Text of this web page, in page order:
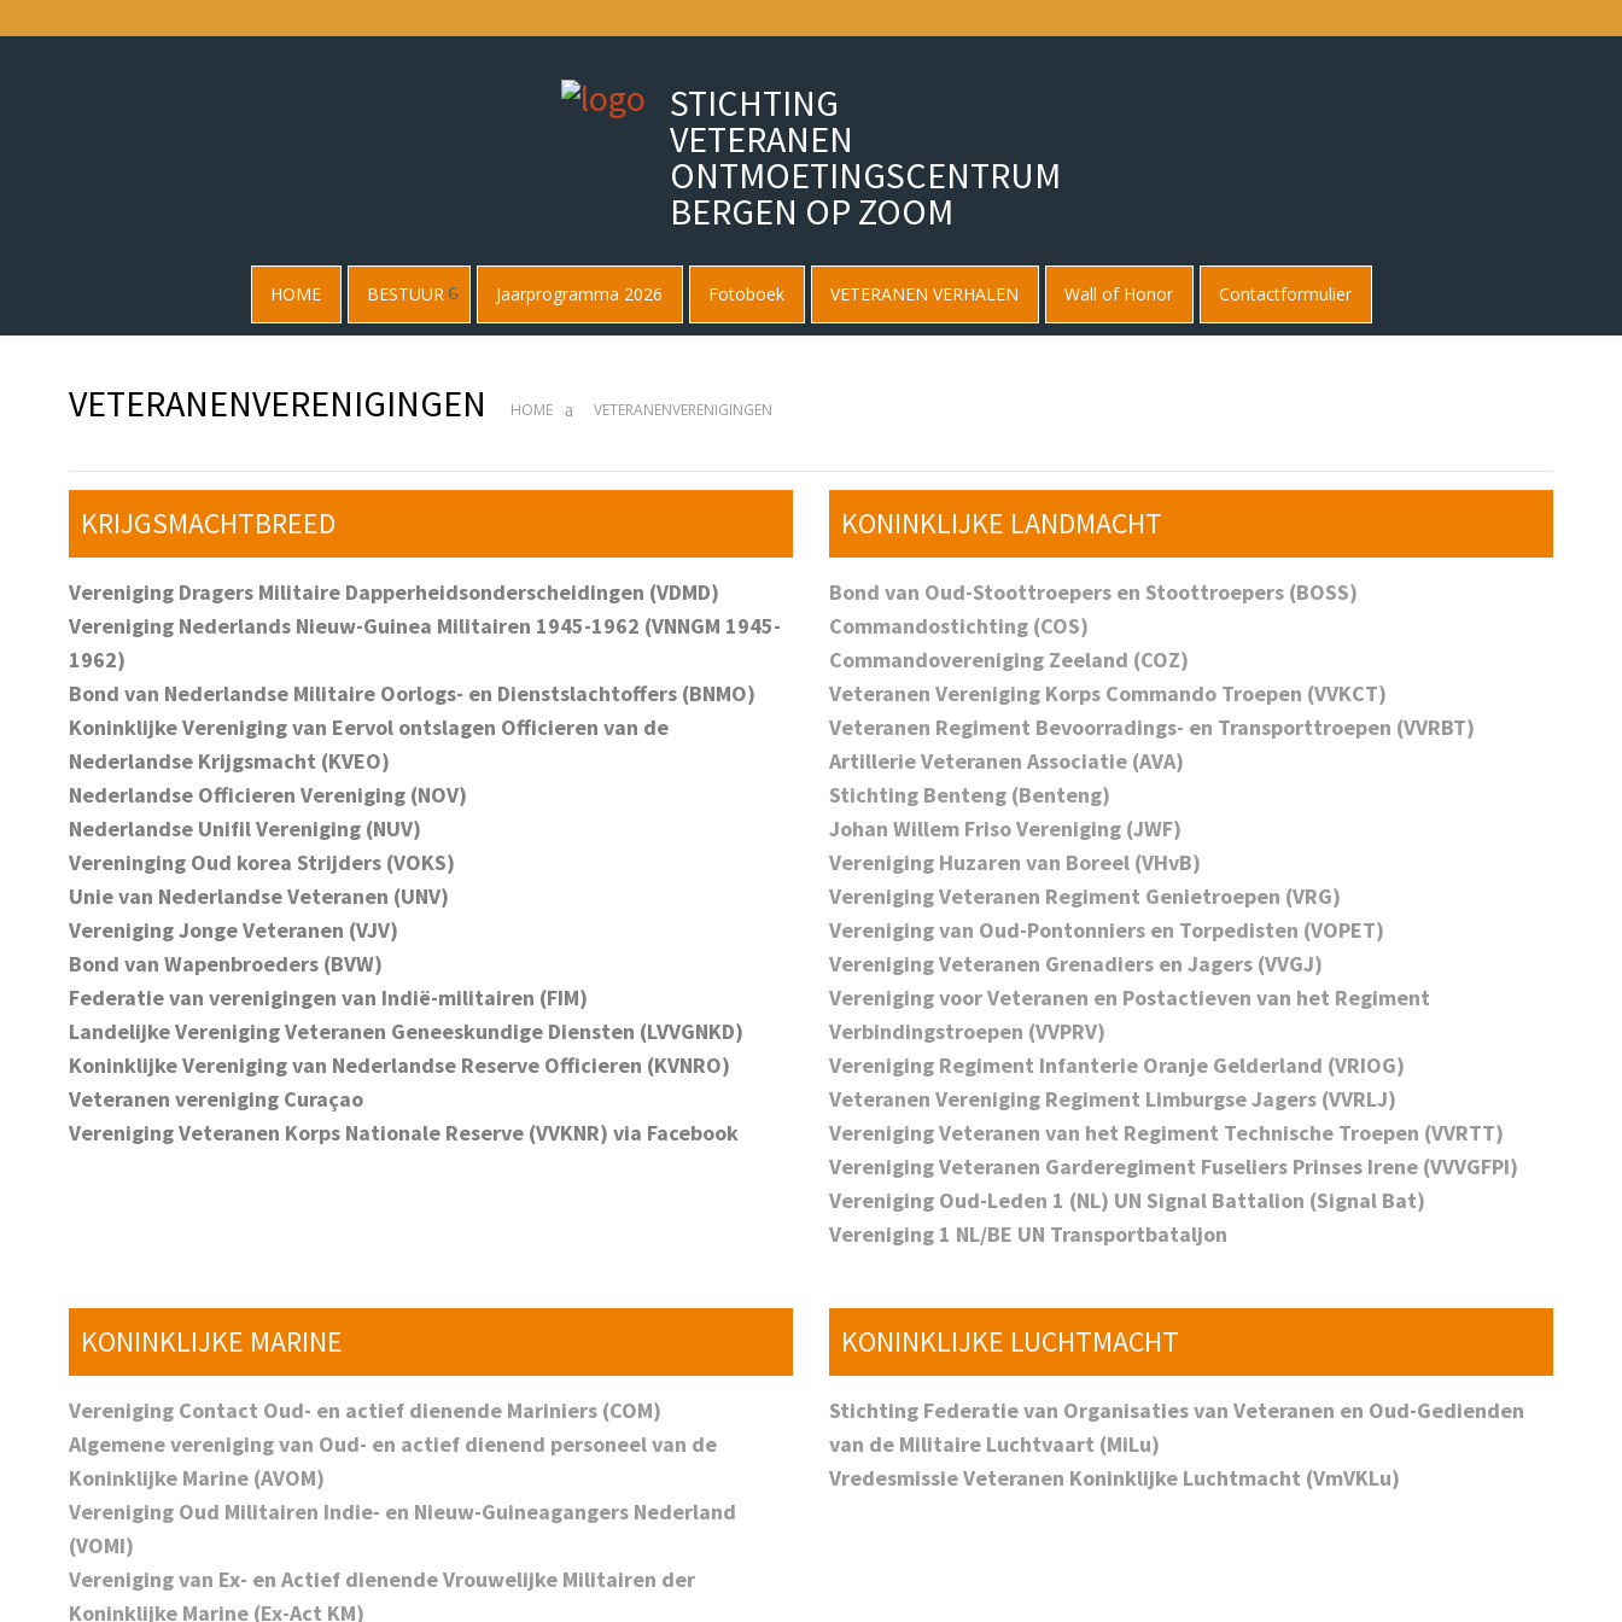
STICHTING
VETERANEN
ONTMOETINGSCENTRUM
BERGEN OP ZOOM
HOME BESTUUR Jaarprogramma 2026 Fotoboek VETERANEN VERHALEN Wall of Honor Contactformulier
VETERANENVERENIGINGEN HOME VETERANENVERENIGINGEN
KRIJGSMACHTBREED
Vereniging Dragers Militaire Dapperheidsonderscheidingen (VDMD)
Vereniging Nederlands Nieuw-Guinea Militairen 1945-1962 (VNNGM 1945-
1962)
Bond van Nederlandse Militaire Oorlogs- en Dienstslachtoffers (BNMO)
Koninklijke Vereniging van Eervol ontslagen Officieren van de
Nederlandse Krijgsmacht (KVEO)
Nederlandse Officieren Vereniging (NOV)
Nederlandse Unifil Vereniging (NUV)
Vereninging Oud korea Strijders (VOKS)
Unie van Nederlandse Veteranen (UNV)
Vereniging Jonge Veteranen (VJV)
Bond van Wapenbroeders (BVW)
Federatie van verenigingen van Indië-militairen (FIM)
Landelijke Vereniging Veteranen Geneeskundige Diensten (LVVGNKD)
Koninklijke Vereniging van Nederlandse Reserve Officieren (KVNRO)
Veteranen vereniging Curaçao
Vereniging Veteranen Korps Nationale Reserve (VVKNR) via Facebook
KONINKLIJKE LANDMACHT
Bond van Oud-Stoottroepers en Stoottroepers (BOSS)
Commandostichting (COS)
Commandovereniging Zeeland (COZ)
Veteranen Vereniging Korps Commando Troepen (VVKCT)
Veteranen Regiment Bevoorradings- en Transporttroepen (VVRBT)
Artillerie Veteranen Associatie (AVA)
Stichting Benteng (Benteng)
Johan Willem Friso Vereniging (JWF)
Vereniging Huzaren van Boreel (VHvB)
Vereniging Veteranen Regiment Genietroepen (VRG)
Vereniging van Oud-Pontonniers en Torpedisten (VOPET)
Vereniging Veteranen Grenadiers en Jagers (VVGJ)
Vereniging voor Veteranen en Postactieven van het Regiment
Verbindingstroepen (VVPRV)
Vereniging Regiment Infanterie Oranje Gelderland (VRIOG)
Veteranen Vereniging Regiment Limburgse Jagers (VVRLJ)
Vereniging Veteranen van het Regiment Technische Troepen (VVRTT)
Vereniging Veteranen Garderegiment Fuseliers Prinses Irene (VVVGFPI)
Vereniging Oud-Leden 1 (NL) UN Signal Battalion (Signal Bat)
Vereniging 1 NL/BE UN Transportbataljon
KONINKLIJKE MARINE
Vereniging Contact Oud- en actief dienende Mariniers (COM)
Algemene vereniging van Oud- en actief dienend personeel van de
Koninklijke Marine (AVOM)
Vereniging Oud Militairen Indie- en Nieuw-Guineagangers Nederland
(VOMI)
Vereniging van Ex- en Actief dienende Vrouwelijke Militairen der
Koninklijke Marine (Ex-Act KM)
KONINKLIJKE LUCHTMACHT
Stichting Federatie van Organisaties van Veteranen en Oud-Gedienden
van de Militaire Luchtvaart (MiLu)
Vredesmissie Veteranen Koninklijke Luchtmacht (VmVKLu)